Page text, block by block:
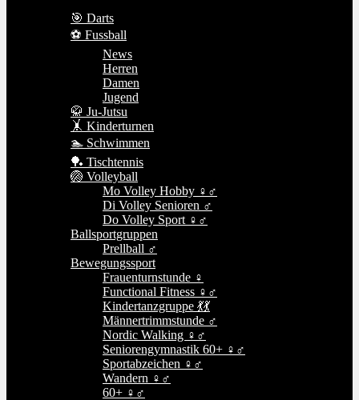
🎯 Darts
⚽ Fussball
News
Herren
Damen
Jugend
🥋 Ju-Jutsu
🤸 Kinderturnen
🏊 Schwimmen
🏓 Tischtennis
🏐 Volleyball
Mo Volley Hobby ♀♂
Di Volley Senioren ♂
Do Volley Sport ♀♂
Ballsportgruppen
Prellball ♂
Bewegungssport
Frauenturnstunde ♀
Functional Fitness ♀♂
Kindertanzgruppe 💃💃
Männertrimmstunde ♂
Nordic Walking ♀♂
Seniorengymnastik 60+ ♀♂
Sportabzeichen ♀♂
Wandern ♀♂
60+ ♀♂